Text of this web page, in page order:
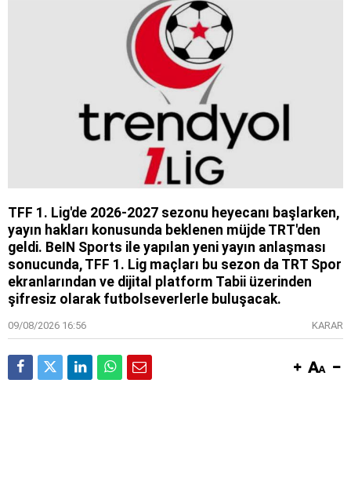
TFF 1. Lig'de 2026-2027 sezonu heyecanı başlarken,
yayın hakları konusunda beklenen müjde TRT'den
geldi. BeIN Sports ile yapılan yeni yayın anlaşması
sonucunda, TFF 1. Lig maçları bu sezon da TRT Spor
ekranlarından ve dijital platform Tabii üzerinden
şifresiz olarak futbolseverlerle buluşacak.
09/08/2026 16:56 KARAR